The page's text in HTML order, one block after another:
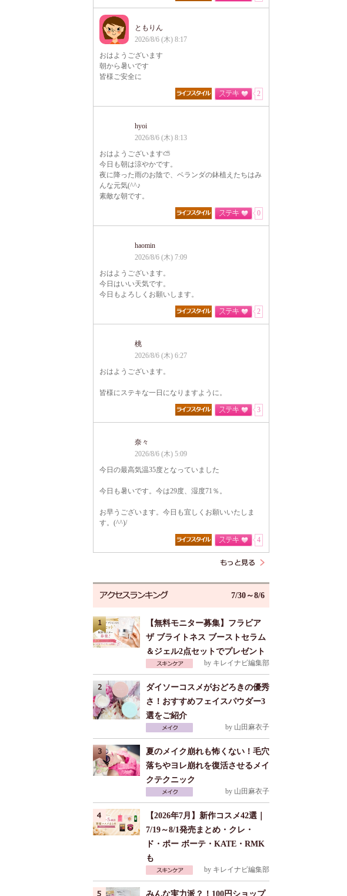
ともりん
2026/8/6 (木) 8:17
おはようございます
朝から暑いです
皆様ご安全に
2
hyoi
2026/8/6 (木) 8:13
おはようございます⛅
今日も朝は涼やかです。
夜に降った雨のお陰で、ベランダの鉢植えたちはみ
んな元気(^^♪
素敵な朝です。
0
haomin
2026/8/6 (木) 7:09
おはようございます。
今日はいい天気です。
今日もよろしくお願いします。
2
桃
2026/8/6 (木) 6:27
おはようございます。
皆様にステキな一日になりますように。
3
奈々
2026/8/6 (木) 5:09
今日の最高気温35度となっていました
今日も暑いです。今は29度、湿度71％。
お早うございます。今日も宜しくお願いいたしま
す。(^^)/
4
7/30～8/6
【無料モニター募集】フラビア
ザ ブライトネス ブーストセラム
＆ジェル2点セットでプレゼント
by キレイナビ編集部
ダイソーコスメがおどろきの優秀
さ！おすすめフェイスパウダー3
選をご紹介
by 山田麻衣子
夏のメイク崩れも怖くない！毛穴
落ちやヨレ崩れを復活させるメイ
クテクニック
by 山田麻衣子
【2026年7月】新作コスメ42選｜
7/19～8/1発売まとめ・クレ・
ド・ポー ボーテ・KATE・RMK
も
by キレイナビ編集部
みんな実力派？！100円ショップ